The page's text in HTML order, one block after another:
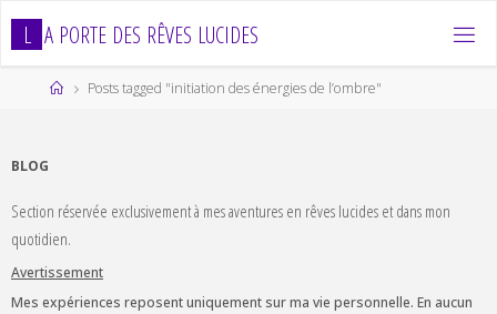
L A PORTE DES RÊVES LUCIDES
HomePosts tagged "initiation des énergies de l’ombre"
BLOG
Section réservée exclusivement à mes aventures en rêves lucides et dans mon
quotidien.
Avertissement
Mes expériences reposent uniquement sur ma vie personnelle. En aucun